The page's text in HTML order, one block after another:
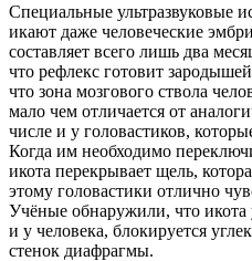
Специальные ультразвуковые
икают даже человеческие
составляет всего лишь два
что рефлекс готовит
что зона мозгового ствола
мало чем отличается от
числе и у головастиков,
Когда им необходимо
икота перекрывает щель,
этому головастики отлично
Учёные обнаружили, что икота
и у человека, блокируется
стенок диафрагмы.